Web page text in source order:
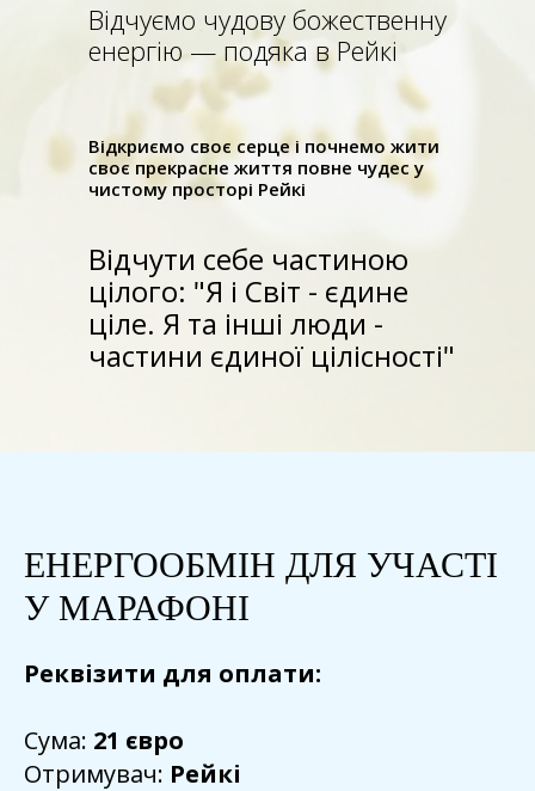
Відчуємо чудову божественну
енергію — подяка в Рейкі
Відчути себе частиною
цілого: "Я і Світ - єдине
ціле. Я та інші люди -
частини єдиної цілісності"
Відкриємо своє серце і почнемо жити
своє прекрасне життя повне чудес у
чистому просторі Рейкі
ЕНЕРГООБМІН ДЛЯ УЧАСТІ
У МАРАФОНІ
Реквізити для оплати:
Сума: 21 євро
Отримувач: Рейкі